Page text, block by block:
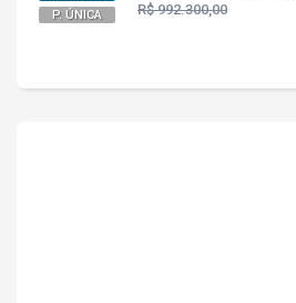
P. ÚNICA
R$ 992.300,00